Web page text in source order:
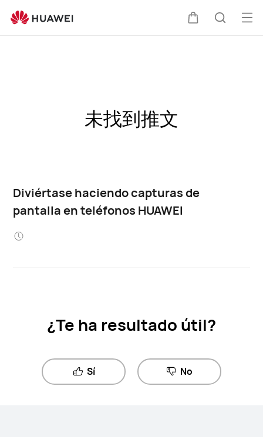
未找到推文
Diviértase haciendo capturas de
pantalla en teléfonos HUAWEI
¿Te ha resultado útil?
Sí No